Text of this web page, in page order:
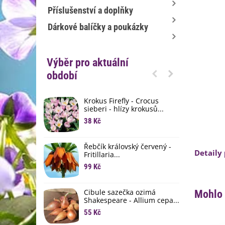
Příslušenství a doplňky
Dárkové balíčky a poukázky
Výběr pro aktuální
období
Krokus Firefly - Crocus
sieberi - hlízy krokusů...
38 Kč
Řebčík královský červený -
Fritillaria...
99 Kč
Cibule sazečka ozimá
Shakespeare - Allium cepa...
55 Kč
Detaily